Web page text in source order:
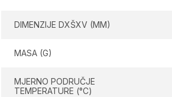
DIMENZIJE DXŠXV (MM)
MASA (G)
MJERNO PODRUČJE
TEMPERATURE (°C)